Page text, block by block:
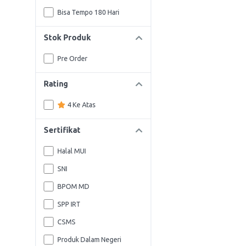
Bisa Tempo 180 Hari
Stok Produk
Pre Order
Rating
4 Ke Atas
Sertifikat
Halal MUI
SNI
BPOM MD
SPP IRT
CSMS
Produk Dalam Negeri